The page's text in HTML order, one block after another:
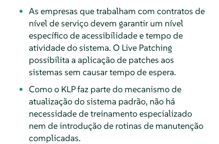
As empresas que trabalham com contratos de
nível de serviço devem garantir um nível
específico de acessibilidade e tempo de
atividade do sistema. O Live Patching
possibilita a aplicação de patches aos
sistemas sem causar tempo de espera.
Como o KLP faz parte do mecanismo de
atualização do sistema padrão, não há
necessidade de treinamento especializado
nem de introdução de rotinas de manutenção
complicadas.